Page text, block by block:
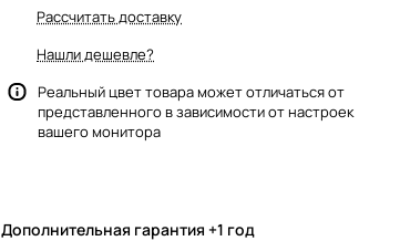
Рассчитать доставку
Нашли дешевле?
Реальный цвет товара может отличаться от
представленного в зависимости от настроек
вашего монитора
Дополнительная гарантия +1 год